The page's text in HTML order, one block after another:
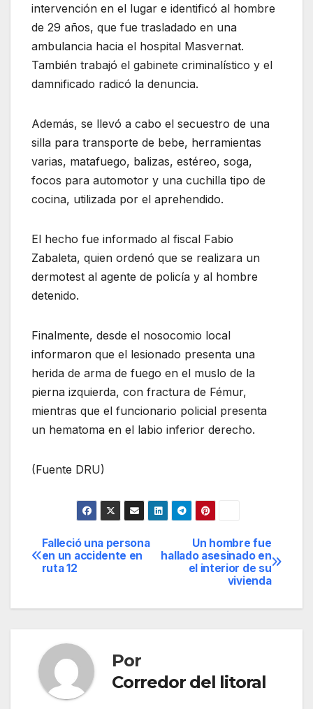
intervención en el lugar e identificó al hombre
de 29 años, que fue trasladado en una
ambulancia hacia el hospital Masvernat.
También trabajó el gabinete criminalístico y el
damnificado radicó la denuncia.
Además, se llevó a cabo el secuestro de una
silla para transporte de bebe, herramientas
varias, matafuego, balizas, estéreo, soga,
focos para automotor y una cuchilla tipo de
cocina, utilizada por el aprehendido.
El hecho fue informado al fiscal Fabio
Zabaleta, quien ordenó que se realizara un
dermotest al agente de policía y al hombre
detenido.
Finalmente, desde el nosocomio local
informaron que el lesionado presenta una
herida de arma de fuego en el muslo de la
pierna izquierda, con fractura de Fémur,
mientras que el funcionario policial presenta
un hematoma en el labio inferior derecho.
(Fuente DRU)
Navegación
de
entradas
Un hombre fue
hallado asesinado en
el interior de su
vivienda
Falleció una persona
en un accidente en
ruta 12
Por
Corredor del litoral